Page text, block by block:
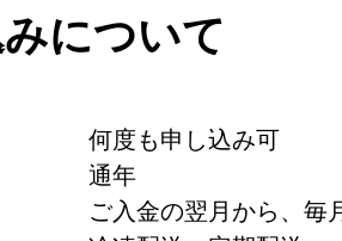
について
何度も申し込み可
通年
ご入金の翌月から、毎